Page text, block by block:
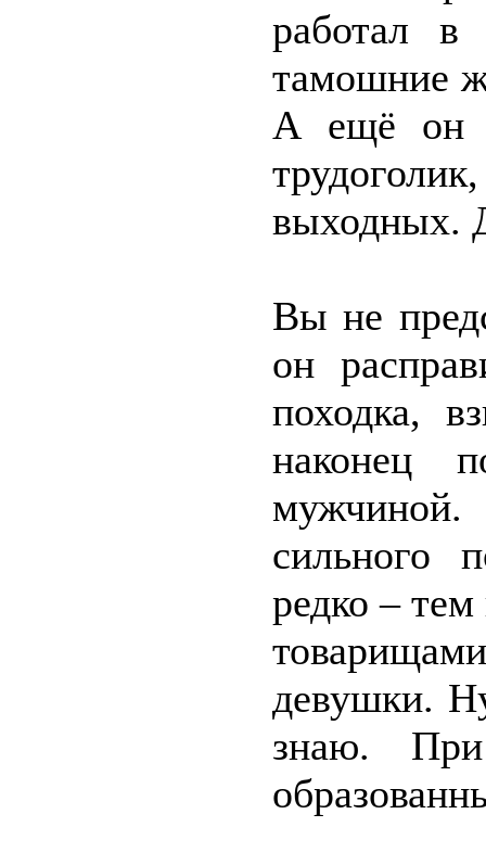
работал в
тамошние
А ещё он
выходных.
Вы не
он
походка,
наконец
сильного
редко –
девушки.
знаю.